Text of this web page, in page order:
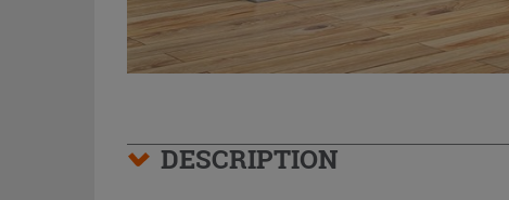
DESCRIPTION